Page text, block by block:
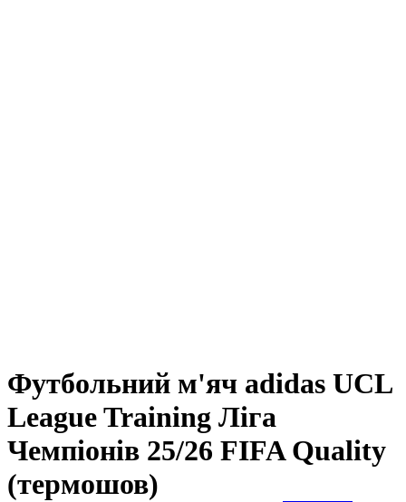
Футбольний м'яч adidas UCL
League Training Ліга
Чемпіонів 25/26 FIFA Quality
(термошов)